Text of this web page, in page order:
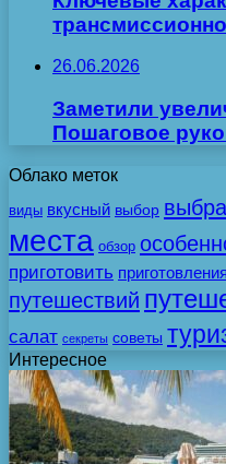
26.06.2026
Заметили
Пошаговое
Облако меток
виды вкусный выбор
места обзор
приготовить приготовления
путешествий
салат секреты советы
Интересное